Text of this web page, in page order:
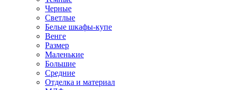
Черные
Светлые
Белые шкафы-купе
Венге
Размер
Маленькие
Большие
Средние
Отделка и материал